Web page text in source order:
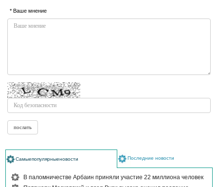
* Ваше мнение
Самыепопулярныеновости Последние новости
В паломничестве Арбаин приняли участие 22 миллиона человек